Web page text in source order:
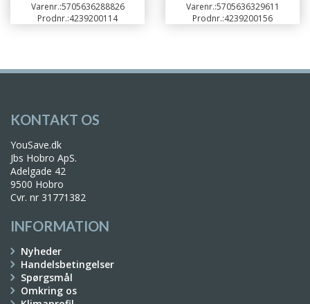
Varenr.:5705636288826
Prodnr.:4239200114
Varenr.:5705636329611
Prodnr.:4239200156
KONTAKT OS
YouSave.dk
Jbs Hobro ApS.
Adelgade 42
9500 Hobro
Cvr. nr 31771382
INFORMATION
Nyheder
Handelsbetingelser
Spørgsmål
Omkring os